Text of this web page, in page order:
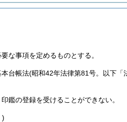
な事項を定めるものとする。
台帳法(昭和42年法律第81号。以下「
鑑の登録を受けることができない。
)